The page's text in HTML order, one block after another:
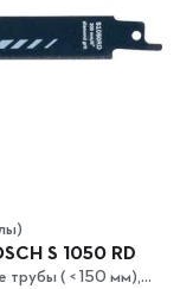
S 1050 RD
трубы ( < 150 мм),...